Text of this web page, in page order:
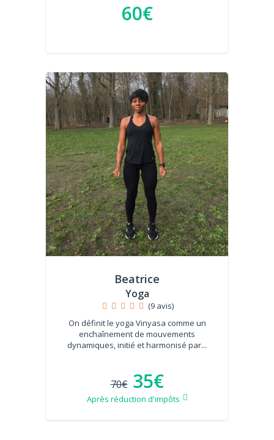
60€
Beatrice
Yoga
(9 avis)
On définit le yoga Vinyasa comme un
enchaînement de mouvements
dynamiques, initié et harmonisé par...
70€ 35€
Après réduction d'impôts